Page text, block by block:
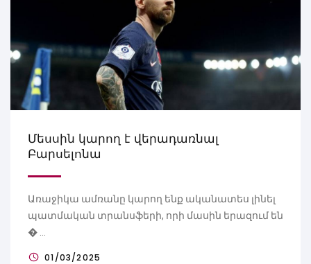
Մեսսին կարող է վերադառնալ
Բարսելոնա
Առաջիկա ամռանը կարող ենք ականատես լինել
պատմական տրանսֆերի, որի մասին երազում են
� ...
01/03/2025